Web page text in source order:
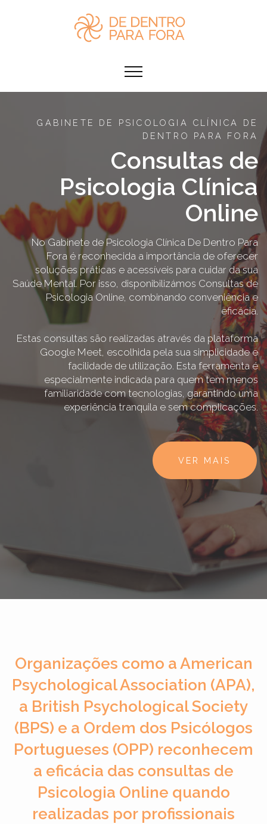
GABINETE DE PSICOLOGIA CLÍNICA DE
DENTRO PARA FORA
Consultas de
Psicologia Clínica
Online
No Gabinete de Psicologia Clínica De Dentro Para
Fora é reconhecida a importância de oferecer
soluções práticas e acessíveis para cuidar da sua
Saúde Mental. Por isso, disponibilizámos Consultas de
Psicologia Online, combinando conveniência e
eficácia.
Estas consultas são realizadas através da plataforma
Google Meet, escolhida pela sua simplicidade e
facilidade de utilização. Esta ferramenta é
especialmente indicada para quem tem menos
familiaridade com tecnologias, garantindo uma
experiência tranquila e sem complicações.
VER MAIS
Organizações como a American
Psychological Association (APA),
a British Psychological Society
(BPS) e a Ordem dos Psicólogos
Portugueses (OPP) reconhecem
a eficácia das consultas de
Psicologia Online quando
realizadas por profissionais